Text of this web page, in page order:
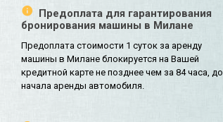
Предоплата для гарантирования
бронирования машины в Милане
Предоплата стоимости 1 суток за аренду
машины в Милане блокируется на Вашей
кредитной карте не позднее чем за 84 часа, до
начала аренды автомобиля.